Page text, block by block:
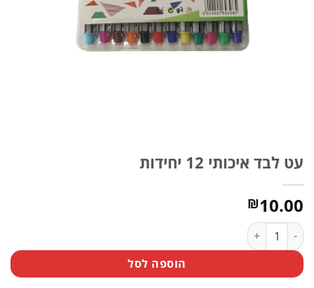
עט לבד איכותי 12 יחידות
₪10.00
כמות של עט לבד איכותי 12 יחידות
הוספה לסל